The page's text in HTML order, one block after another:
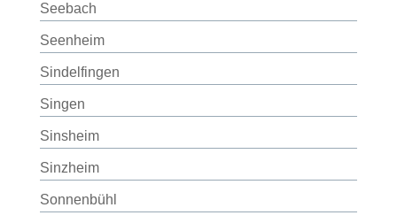
Seebach
Seenheim
Sindelfingen
Singen
Sinsheim
Sinzheim
Sonnenbühl